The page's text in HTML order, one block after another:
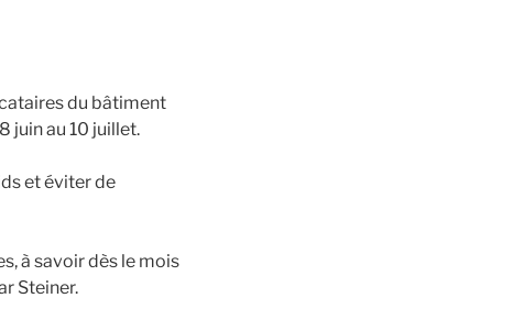
du bâtiment
juin au 10 juillet.
et éviter de
à savoir dès le mois
Steiner.